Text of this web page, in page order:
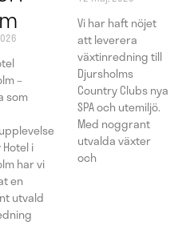
–
som
Hotel i
har vi
en
utvald
Vi har haft nöjet
att leverera
växtinredning till
Djursholms
Country Clubs nya
SPA och utemiljö.
Med noggrant
utvalda växter
och